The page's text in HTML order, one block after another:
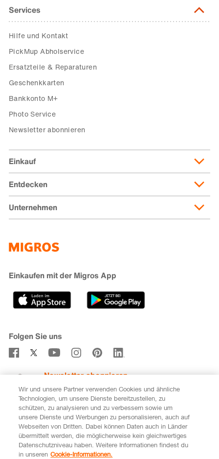
Services
Hilfe und Kontakt
PickMup Abholservice
Ersatzteile & Reparaturen
Geschenkkarten
Bankkonto M+
Photo Service
Newsletter abonnieren
Einkauf
Lieferung & Lieferkosten
Lieferpass
Zahlungsmöglichkeiten
Cumulus
Filialfinder
Entdecken
Migusto
iMpuls
Migros Bank
Unternehmen
Nachhaltigkeit
Karriere
Sponsoring
Medien
Verhaltenskodex & Meldestelle
Einkaufen mit der Migros App
Folgen Sie uns
Newsletter abonnieren
Rechtliches Datenschutz
Impressum
Cookie-Einstellungen
FR
Wir und unsere Partner verwenden Cookies und ähnliche
Technologien, um unsere Dienste bereitzustellen, zu
schützen, zu analysieren und zu verbessern sowie um
unsere Dienste und Werbungen zu personalisieren, auch auf
Webseiten von Dritten. Dabei können Daten auch in Länder
übermittelt werden, die möglicherweise kein gleichwertiges
Datenschutzniveau haben. Weitere Informationen findest du
in unseren Cookie-Informationen.